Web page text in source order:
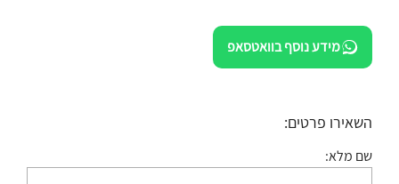
מידע נוסף בוואטסאפ
השאירו פרטים:
שם מלא: